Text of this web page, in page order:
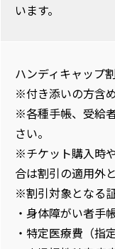
います。
ハンディキャップ
※付き添いの方含め
※各種手帳、受給
さい。
※チケット購入時
合は割引の適用外
※割引対象となる
・身体障がい者手
・特定医療費（指